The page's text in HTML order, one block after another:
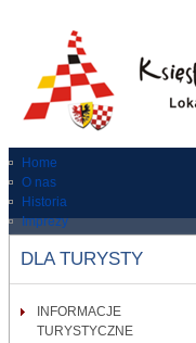
Home
O nas
Historia
Imprezy
Zabytki
RODO
Wypożycz rower
DLA TURYSTY
INFORMACJE
TURYSTYCZNE